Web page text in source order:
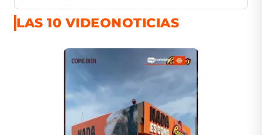
LAS 10 VIDEONOTICIAS